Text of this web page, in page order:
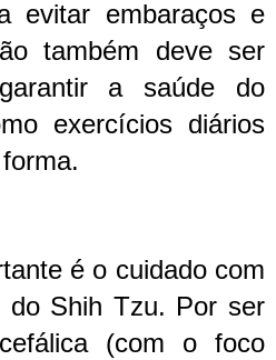
evitar embaraços e
também deve ser
a saúde do
exercícios diários
é o cuidado com
Shih Tzu. Por ser
(com o foco